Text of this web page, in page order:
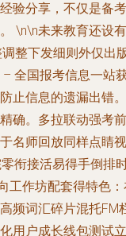
验分享，不仅是备考
\n\n未来教育还设有
整下发细则外仅出
全国报考信息一站
止信息的遗漏出错。
确。多拉联动强考前
名师回放同样点睛视
衔接活易得手倒排
工作坊配套得特色
频词汇碎片混托FM
用户成长线包测试立